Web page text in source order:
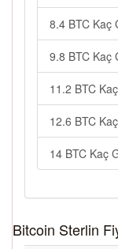
8.4 BTC Kaç
9.8 BTC Kaç
11.2 BTC
12.6 BTC
14 BTC Kaç
Bitcoin Sterlin